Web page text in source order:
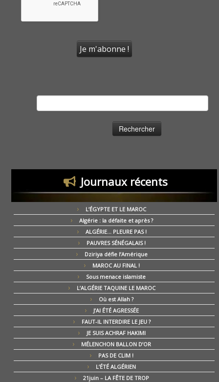
Journaux récents
L’ÉGYPTE ET LE MAROC
Algérie : la défaite et après ?
ALGÉRIE… PLEURE PAS !
PAUVRES SÉNÉGALAIS !
Dziriya défie l’Amérique
MAROC AU FINAL !
Sous menace islamiste
L’ALGÉRIE TAQUINE LE MAROC
Où est Allah ?
J’AI ÉTÉ AGRESSÉE
FAUT-IL INTERDIRE LE JEU ?
JE SUIS ACHRAF HAKIMI
MÉLENCHON BALLON D’OR
PAS DE CLIM !
L’ÉTÉ ALGÉRIEN
21juin – LA FÊTE DE TROP